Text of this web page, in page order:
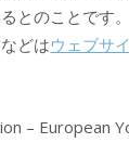
とのことです。
どはウェブサ
– European